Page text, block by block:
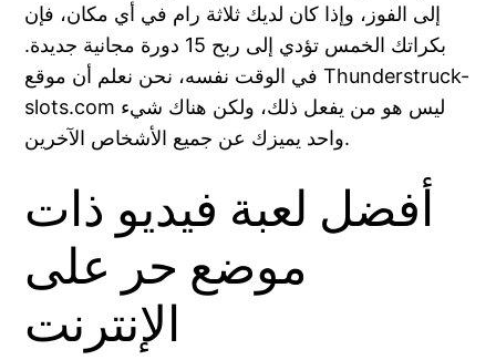
إلى الفوز، وإذا كان لديك ثلاثة رام في أي مكان، فإن
بكراتك الخمس تؤدي إلى ربح 15 دورة مجانية جديدة.
في الوقت نفسه، نحن نعلم أن موقع Thunderstruck-
slots.com ليس هو من يفعل ذلك، ولكن هناك شيء
واحد يميزك عن جميع الأشخاص الآخرين.
أفضل لعبة فيديو ذات
موضع حر على
الإنترنت